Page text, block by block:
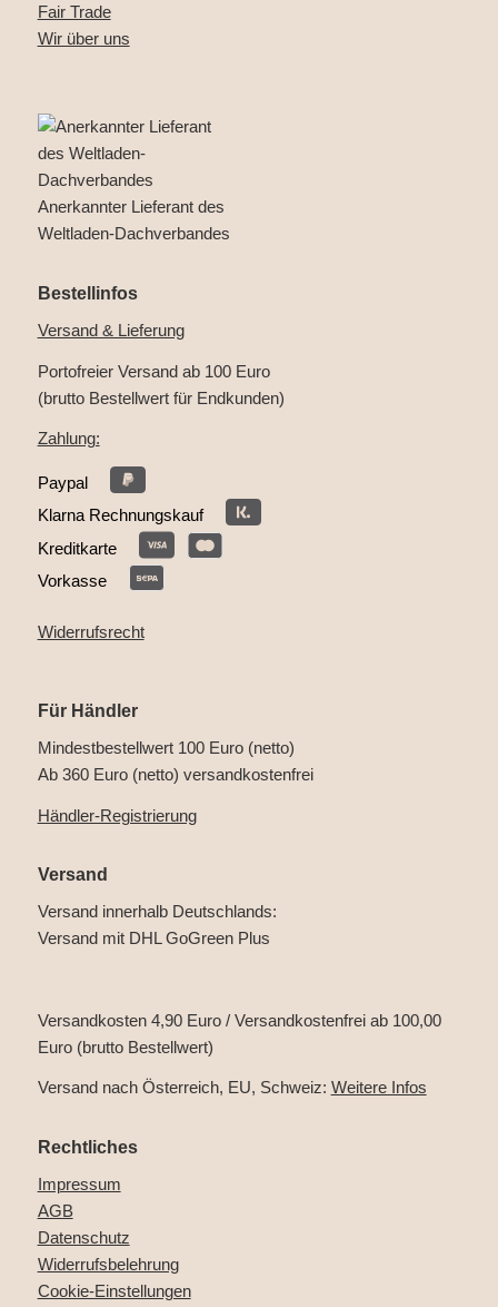
Fair Trade
Wir über uns
Anerkannter Lieferant des
Weltladen-Dachverbandes
Bestellinfos
Versand & Lieferung
Portofreier Versand ab 100 Euro
(brutto Bestellwert für Endkunden)
Zahlung:
Paypal
Klarna Rechnungskauf
Kreditkarte
Vorkasse
Widerrufsrecht
Für Händler
Mindestbestellwert 100 Euro (netto)
Ab 360 Euro (netto) versandkostenfrei
Händler-Registrierung
Versand
Versand innerhalb Deutschlands:
Versand mit DHL GoGreen Plus
Versandkosten 4,90 Euro / Versandkostenfrei ab 100,00
Euro (brutto Bestellwert)
Versand nach Österreich, EU, Schweiz: Weitere Infos
Rechtliches
Impressum
AGB
Datenschutz
Widerrufsbelehrung
Cookie-Einstellungen